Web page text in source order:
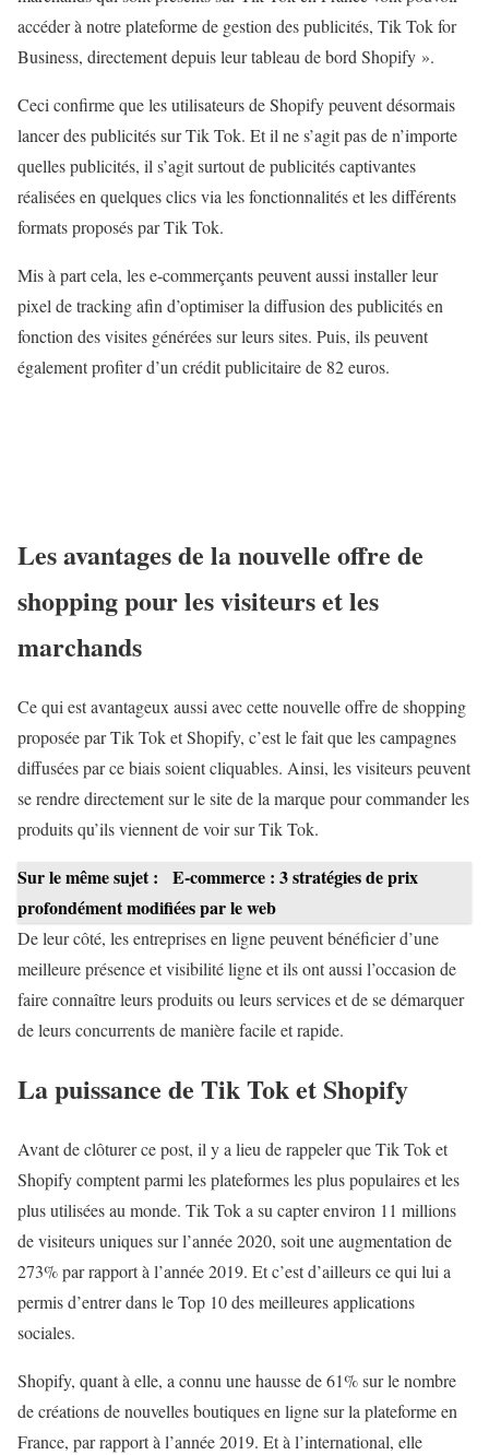
accéder à notre plateforme de gestion des publicités, Tik Tok for
Business, directement depuis leur tableau de bord Shopify ».
Ceci confirme que les utilisateurs de Shopify peuvent désormais
lancer des publicités sur Tik Tok. Et il ne s’agit pas de n’importe
quelles publicités, il s’agit surtout de publicités captivantes
réalisées en quelques clics via les fonctionnalités et les différents
formats proposés par Tik Tok.
Mis à part cela, les e-commerçants peuvent aussi installer leur
pixel de tracking afin d’optimiser la diffusion des publicités en
fonction des visites générées sur leurs sites. Puis, ils peuvent
également profiter d’un crédit publicitaire de 82 euros.
Les avantages de la nouvelle offre de
shopping pour les visiteurs et les
marchands
Ce qui est avantageux aussi avec cette nouvelle offre de shopping
proposée par Tik Tok et Shopify, c’est le fait que les campagnes
diffusées par ce biais soient cliquables. Ainsi, les visiteurs peuvent
se rendre directement sur le site de la marque pour commander les
produits qu’ils viennent de voir sur Tik Tok.
Sur le même sujet :
E-commerce : 3 stratégies de prix
profondément modifiées par le web
De leur côté, les entreprises en ligne peuvent bénéficier d’une
meilleure présence et visibilité ligne et ils ont aussi l’occasion de
faire connaître leurs produits ou leurs services et de se démarquer
de leurs concurrents de manière facile et rapide.
La puissance de Tik Tok et Shopify
Avant de clôturer ce post, il y a lieu de rappeler que Tik Tok et
Shopify comptent parmi les plateformes les plus populaires et les
plus utilisées au monde. Tik Tok a su capter environ 11 millions
de visiteurs uniques sur l’année 2020, soit une augmentation de
273% par rapport à l’année 2019. Et c’est d’ailleurs ce qui lui a
permis d’entrer dans le Top 10 des meilleures applications
sociales.
Shopify, quant à elle, a connu une hausse de 61% sur le nombre
de créations de nouvelles boutiques en ligne sur la plateforme en
France, par rapport à l’année 2019. Et à l’international, elle